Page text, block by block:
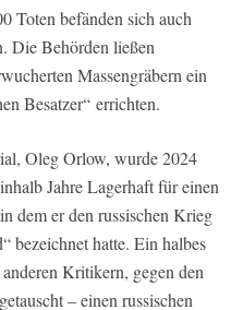
Toten befänden sich auch
Die Behörden ließen
Massengräbern ein
Besatzer“ errichten.
Oleg Orlow, wurde 2024
Jahre Lagerhaft für einen
dem er den russischen Krieg
bezeichnet hatte. Ein halbes
Kritikern, gegen den
– einen russischen